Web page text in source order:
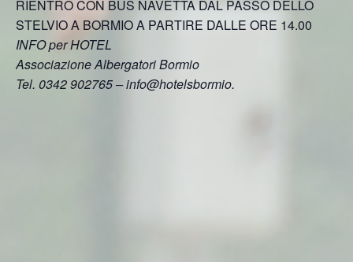
RIENTRO CON BUS NAVETTA DAL PASSO DELLO
STELVIO A BORMIO A PARTIRE DALLE ORE 14.00
INFO per HOTEL
Associazione Albergatori Bormio
Tel. 0342 902765 – info@hotelsbormio.